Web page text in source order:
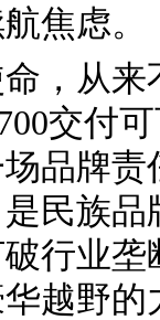
焦虑。
，从
交付
品牌
民族
行业
越野